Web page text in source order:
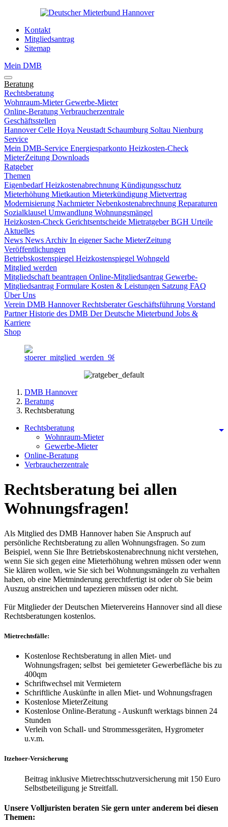
Kontakt
Mitgliedsantrag
Sitemap
Mein DMB
Beratung
Rechtsberatung
Wohnraum-MieterGewerbe-Mieter
Online-Beratung Verbraucherzentrale
Geschäftsstellen
HannoverCelle Hoya Neustadt Schaumburg Soltau Nienburg
Service
Mein DMB-Service Energiesparkonto Heizkosten-Check
MieterZeitung Downloads
Ratgeber
Themen
EigenbedarfHeizkostenabrechnung Kündigungsschutz
Mieterhöhung Mietkaution Mieterkündigung Mietvertrag
Modernisierung NachmieterNebenkostenabrechnung Reparaturen
Sozialklausel Umwandlung Wohnungsmängel
Heizkosten-Check Gerichtsentscheide MietratgeberBGH Urteile
Aktuelles
News News Archiv In eigener Sache MieterZeitung
Veröffentlichungen
Betriebskostenspiegel Heizkostenspiegel Wohngeld
Mitglied werden
Mitgliedschaft beantragen Online-Mitgliedsantrag Gewerbe-
Mitgliedsantrag Formulare Kosten & Leistungen Satzung FAQ
Über Uns
Verein DMB HannoverRechtsberaterGeschäftsführung Vorstand
PartnerHistorie des DMB Der Deutsche Mieterbund Jobs &
Karriere
Shop
DMB Hannover
Beratung
Rechtsberatung
Rechtsberatung
Wohnraum-Mieter
Gewerbe-Mieter
Online-Beratung
Verbraucherzentrale
Rechtsberatung bei allen
Wohnungsfragen!
Als Mitglied des DMB Hannover haben Sie Anspruch auf
persönliche Rechtsberatung zu allen Wohnungsfragen. So zum
Beispiel, wenn Sie Ihre Betriebskostenabrechnung nicht verstehen,
wenn Sie sich gegen eine Mieterhöhung wehren müssen oder wenn
Sie klären wollen, wie Sie sich bei Wohnungsmängeln zu verhalten
haben, ob eine Mietminderung gerechtfertigt ist oder ob Sie beim
Auszug anstreichen und tapezieren müssen oder nicht.
Für Mitglieder der Deutschen Mietervereins Hannover sind all diese
Rechtsberatungen kostenlos.
Mietrechtsfälle:
Kostenlose Rechtsberatung in allen Miet- und
Wohnungsfragen; selbst bei gemieteter Gewerbefläche bis zu
400qm
Schriftwechsel mit Vermietern
Schriftliche Auskünfte in allen Miet- und Wohnungsfragen
Kostenlose MieterZeitung
Kostenlose Online-Beratung - Auskunft werktags binnen 24
Stunden
Verleih von Schall- und Strommessgeräten, Hygrometer
u.v.m.
Itzehoer-Versicherung
Beitrag inklusive Mietrechtsschutzversicherung mit 150 Euro
Selbstbeteiligung je Streitfall.
Unsere Volljuristen beraten Sie gern unter anderem bei diesen
Themen: